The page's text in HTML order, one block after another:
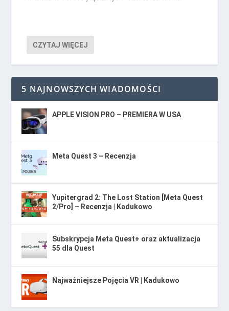
CZYTAJ WIĘCEJ
5 NAJNOWSZYCH WIADOMOŚCI
APPLE VISION PRO – PREMIERA W USA
Meta Quest 3 – Recenzja
Yupitergrad 2: The Lost Station [Meta Quest
2/Pro] – Recenzja | Kadukowo
Subskrypcja Meta Quest+ oraz aktualizacja
55 dla Quest
Najważniejsze Pojęcia VR | Kadukowo